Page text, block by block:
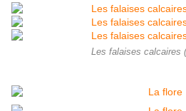
Les falaises calcaires